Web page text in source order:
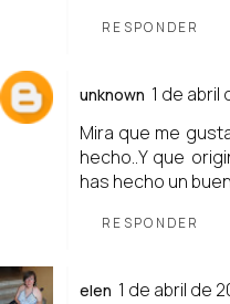
RESPONDER
unknown 1 de abril
Mira que me
hecho..Y que
has hecho un
RESPONDER
elen 1 de abril de